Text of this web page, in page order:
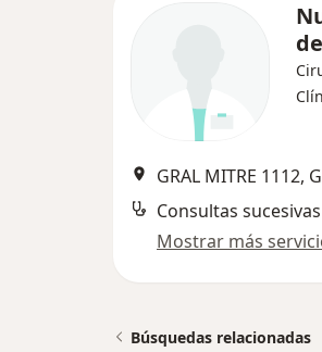
GRAL MITRE 1112,
Consultas
Mostrar más
Búsquedas relacionadas